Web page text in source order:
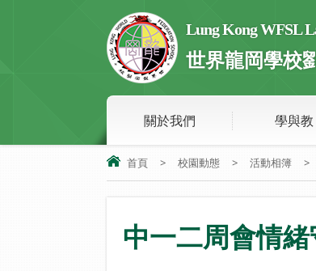
Lung Kong WFSL
世界龍岡學校
關於我們 學與教
首頁 > 校園動態 > 活動相簿 >
中一二周會情